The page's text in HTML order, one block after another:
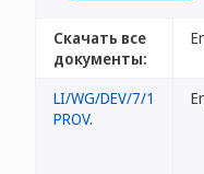
Скачать все
документы:
LI/WG/DEV/7/1
PROV.